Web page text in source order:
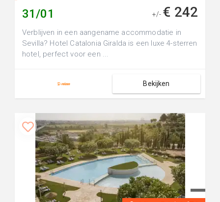
31/01 +/- € 242
Verblijven in een aangename accommodatie in
Sevilla? Hotel Catalonia Giralda is een luxe 4-sterren
hotel, perfect voor een ...
Bekijken